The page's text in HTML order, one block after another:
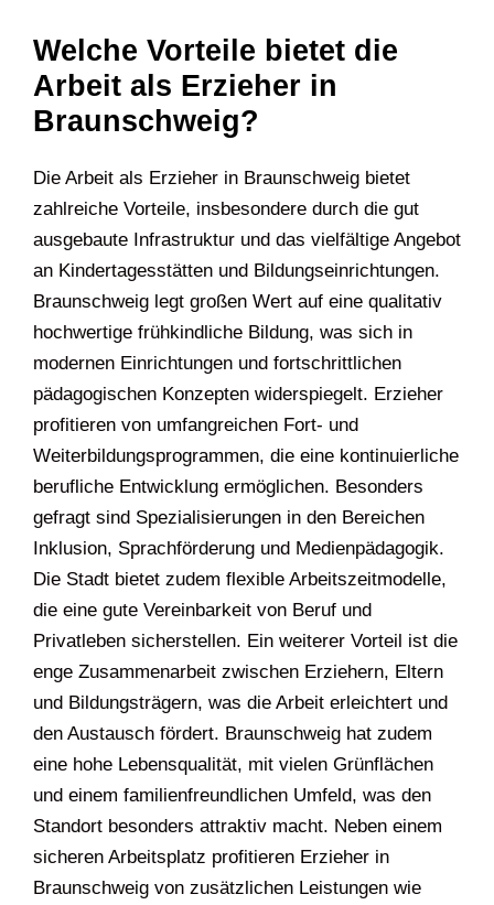
Welche Vorteile bietet die
Arbeit als Erzieher in
Braunschweig?
Die Arbeit als Erzieher in Braunschweig bietet
zahlreiche Vorteile, insbesondere durch die gut
ausgebaute Infrastruktur und das vielfältige Angebot
an Kindertagesstätten und Bildungseinrichtungen.
Braunschweig legt großen Wert auf eine qualitativ
hochwertige frühkindliche Bildung, was sich in
modernen Einrichtungen und fortschrittlichen
pädagogischen Konzepten widerspiegelt. Erzieher
profitieren von umfangreichen Fort- und
Weiterbildungsprogrammen, die eine kontinuierliche
berufliche Entwicklung ermöglichen. Besonders
gefragt sind Spezialisierungen in den Bereichen
Inklusion, Sprachförderung und Medienpädagogik.
Die Stadt bietet zudem flexible Arbeitszeitmodelle,
die eine gute Vereinbarkeit von Beruf und
Privatleben sicherstellen. Ein weiterer Vorteil ist die
enge Zusammenarbeit zwischen Erziehern, Eltern
und Bildungsträgern, was die Arbeit erleichtert und
den Austausch fördert. Braunschweig hat zudem
eine hohe Lebensqualität, mit vielen Grünflächen
und einem familienfreundlichen Umfeld, was den
Standort besonders attraktiv macht. Neben einem
sicheren Arbeitsplatz profitieren Erzieher in
Braunschweig von zusätzlichen Leistungen wie